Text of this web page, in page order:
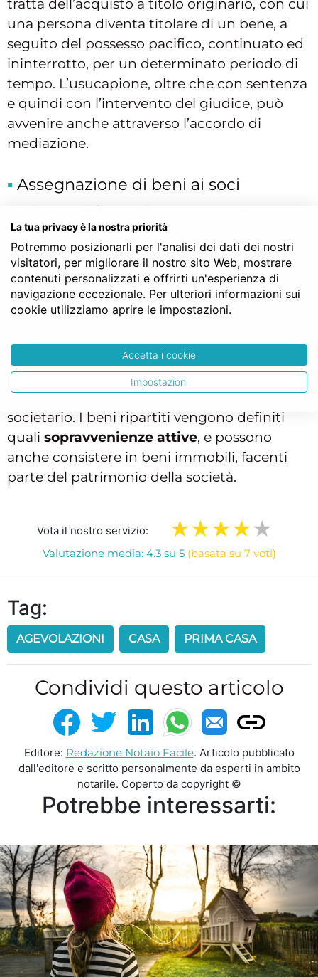
tratta dell’acquisto a titolo originario, con cui
una persona diventa titolare di un bene, a
seguito del possesso pacifico, continuato ed
ininterrotto, per un determinato periodo di
tempo. L’usucapione, oltre che con sentenza
e quindi con l’intervento del giudice, può
avvenire anche attraverso l’accordo di
mediazione.
Assegnazione di beni ai soci
Tra le ipotesi finora elencate, va aggiunta
anche una fattispecie relativa al diritto
societario.
Si tratta dell’atto con cui si stabilisce di
assegnare determinati beni sociali ai soci.
Normalmente, una simile ipotesi, si verifica
, e dunque si provvede al
riparto dei cosiddetti beni sociali, fra le
persone che compongono l’assetto
societario. I beni ripartiti vengono definiti
quali sopravvenienze attive, e possono
anche consistere in beni immobili, facenti
parte del patrimonio della società.
Vota il nostro servizio:
Valutazione media: 4.3 su 5 (basata su 7 voti)
Tag:
AGEVOLAZIONI CASA PRIMA CASA
Condividi questo articolo
Editore: Redazione Notaio Facile. Articolo pubblicato
dall'editore e scritto personalmente da esperti in ambito
notarile. Coperto da copyright ©
Potrebbe interessarti:
La tua privacy è la nostra priorità
Potremmo posizionarli per l'analisi dei dati dei nostri
visitatori, per migliorare il nostro sito Web, mostrare
contenuti personalizzati e offrirti un'esperienza di
navigazione eccezionale. Per ulteriori informazioni sui
cookie utilizziamo aprire le impostazioni.
Accetta i cookie
Impostazioni